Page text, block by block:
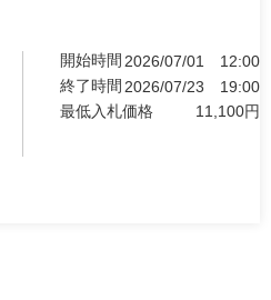
開始時間 2026/07/01
12:00
終了時間 2026/07/23
19:00
最低入札価格
11,100円